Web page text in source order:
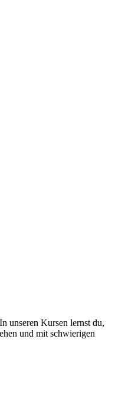
unseren Kursen lernst du,
und mit schwierigen